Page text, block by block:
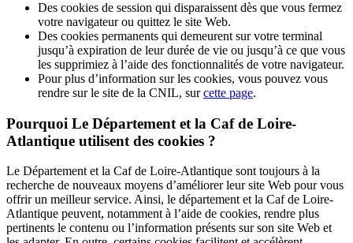
Des cookies de session qui disparaissent dès que vous fermez
votre navigateur ou quittez le site Web.
Des cookies permanents qui demeurent sur votre terminal
jusqu’à expiration de leur durée de vie ou jusqu’à ce que vous
les supprimiez à l’aide des fonctionnalités de votre navigateur.
Pour plus d’information sur les cookies, vous pouvez vous
rendre sur le site de la CNIL, surcette page.
Pourquoi Le Département et la Caf de Loire-
Atlantique utilisent des cookies ?
Le Département et la Caf de Loire-Atlantique sont toujours à la
recherche de nouveaux moyens d’améliorer leur site Web pour vous
offrir un meilleur service. Ainsi, le département et la Caf de Loire-
Atlantique peuvent, notamment à l’aide de cookies, rendre plus
pertinents le contenu ou l’information présents sur son site Web et